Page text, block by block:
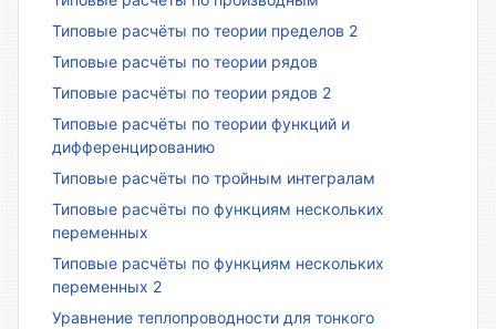
Типовые расчёты по теории пределов 2
Типовые расчёты по теории рядов
Типовые расчёты по теории рядов 2
Типовые расчёты по теории функций и
дифференцированию
Типовые расчёты по тройным интегралам
Типовые расчёты по функциям нескольких
переменных
Типовые расчёты по функциям нескольких
переменных 2
Уравнение теплопроводности для тонкого